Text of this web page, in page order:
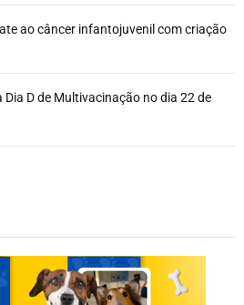
ao câncer infantojuvenil com criação
Dia D de Multivacinação no dia 22 de